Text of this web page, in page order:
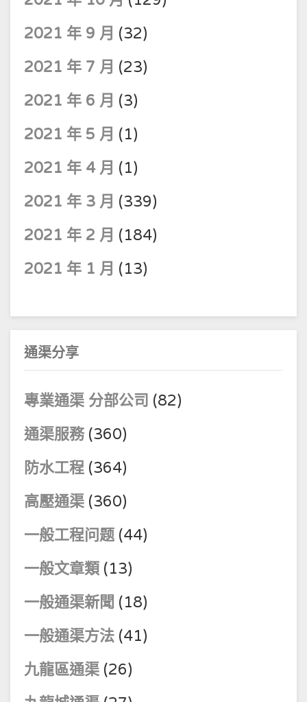
2021 年 9 月 (32)
2021 年 7 月 (23)
2021 年 6 月 (3)
2021 年 5 月 (1)
2021 年 4 月 (1)
2021 年 3 月 (339)
2021 年 2 月 (184)
2021 年 1 月 (13)
通渠分享
專業通渠 分部公司 (82)
通渠服務 (360)
防水工程 (364)
高壓通渠 (360)
一般工程问题 (44)
一般文章類 (13)
一般通渠新聞 (18)
一般通渠方法 (41)
九龍區通渠 (26)